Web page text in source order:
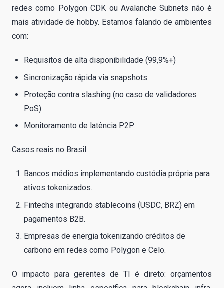
redes como Polygon CDK ou Avalanche Subnets não é
mais atividade de hobby. Estamos falando de ambientes
com:
Requisitos de alta disponibilidade (99,9%+)
Sincronização rápida via snapshots
Proteção contra slashing (no caso de validadores
PoS)
Monitoramento de latência P2P
Casos reais no Brasil:
Bancos médios implementando custódia própria para
ativos tokenizados.
Fintechs integrando stablecoins (USDC, BRZ) em
pagamentos B2B.
Empresas de energia tokenizando créditos de
carbono em redes como Polygon e Celo.
O impacto para gerentes de TI é direto: orçamentos